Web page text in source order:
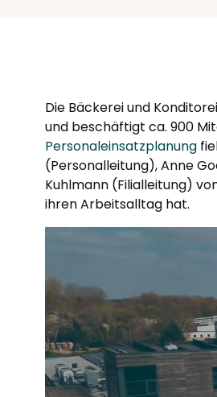
Die Bäckerei und Konditorei
und beschäftigt ca. 900
Personaleinsatzplanung
(Personalleitung), Anne
Kuhlmann (Filialleitung)
ihren Arbeitsalltag hat.